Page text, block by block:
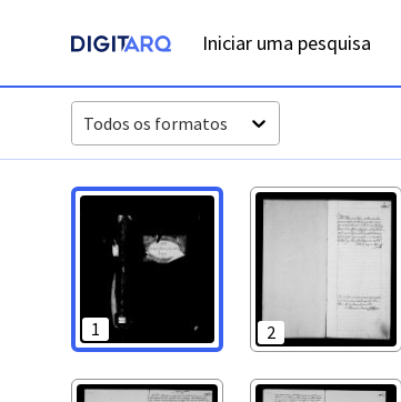
Iniciar uma pesquisa
Todos os formatos
1 2